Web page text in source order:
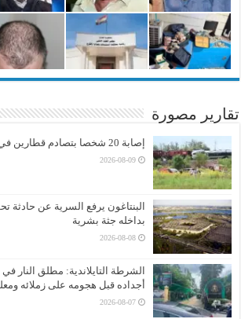
تقارير مصورة
إصابة 20 شخصا بتصادم قطارين في كرواتيا
2026-08-09
البنتاغون يرفع السرية عن
بداخله جثة بشرية
2026-08-08
الشرطة التايلاندية: مطلق النار
أجداده قبل هجومه على زملائه
2026-08-07